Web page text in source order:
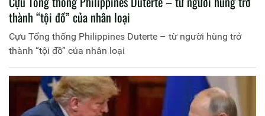
thành “tội đồ” của nhân loại
Cựu Tổng thống Philippines Duterte – từ người hùng trở
thành “tội đồ” của nhân loại